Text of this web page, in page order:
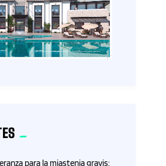
para la miastenia gravis: